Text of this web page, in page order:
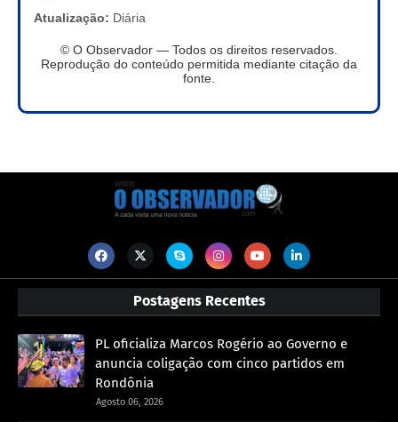
Atualização: Diária
© O Observador — Todos os direitos reservados.
Reprodução do conteúdo permitida mediante citação da
fonte.
Postagens Recentes
PL oficializa Marcos Rogério ao Governo e
anuncia coligação com cinco partidos em
Rondônia
Agosto 06, 2026